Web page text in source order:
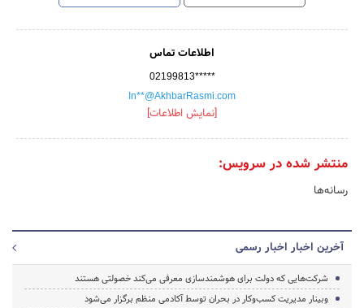
اطلاعات تماس
02199813*****
In**@AkhbarRasmi.com
[نمایش اطلاعات]
منتشر شده در سرویس:
رسانه‌ها
آخرین اخبار اخبار رسمی
شرکت‌هایی که دولت برای هوشمندسازی معرفی می‌کند خصولتی هستند
وبینار مدیریت کسب‌وکار در بحران توسط آکادمی منظم برگزار می‌شود